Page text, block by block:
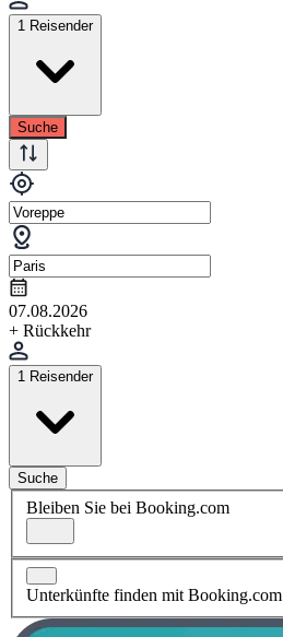
1 Reisender
Suche
07.08.2026
+ Rückkehr
1 Reisender
Suche
Bleiben Sie bei Booking.com
Unterkünfte finden mit Booking.com